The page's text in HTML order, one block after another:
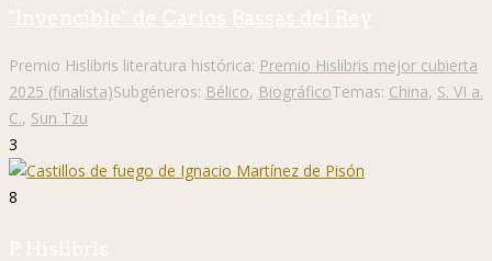
"Invencible" de Carlos Bassas del Rey
Premio Hislibris literatura histórica: Premio Hislibris mejor cubierta
2025 (finalista)Subgéneros: Bélico, BiográficoTemas: China, S. VI a.
C., Sun Tzu
3
8
P. Hislibris